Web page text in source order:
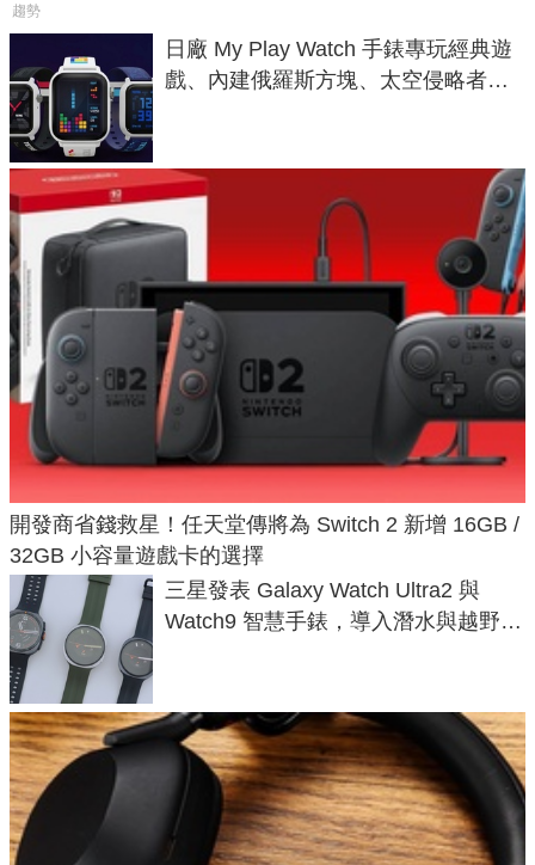
趨勢
日廠 My Play Watch 手錶專玩經典遊
戲、內建俄羅斯方塊、太空侵略者，
開發商省錢救星！任天堂傳將為 Switch 2 新增 16GB /
32GB 小容量遊戲卡的選擇
三星發表 Galaxy Watch Ultra2 與
Watch9 智慧手錶，導入潛水與越野跑